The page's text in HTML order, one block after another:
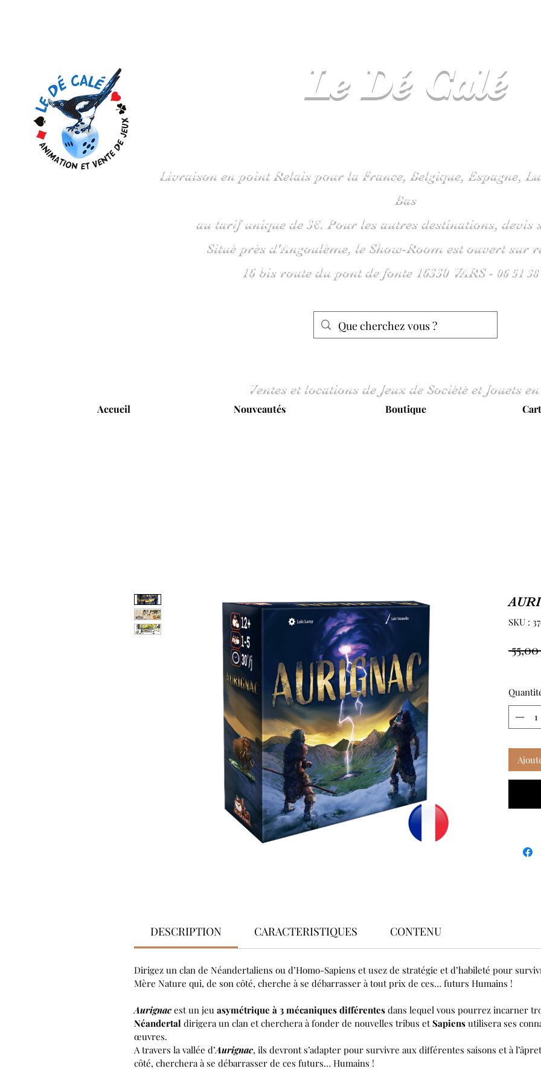
Le DéCalé
Livraison en point Relais pour la France, Belgique, Espagne,
Bas
au tarif unique de 3€. Pour les autres destinations, devis
Situé près d'Angoulême, le Show-Room est ouvert sur
16 bis route du pont de fonte 16330 VARS - 0651 38
Ventes et locations de Jeux de Société et Jouets
Accueil Nouveautés Boutique
SKU :
DESCRIPTION CARACTERISTIQUES CONTENU
Dirigez un clan de Néandertaliens ou d’Homo-Sapiens et usez de stratégie et d’habileté pour
Mère Nature qui, de son côté, cherche à se débarrasser à tout prix de ces… futurs Humains !
Aurignac est un jeu asymétrique à 3 mécaniques différentes dans lequel vous pourrez incarner
Néandertal dirigera un clan et cherchera à fonder de nouvelles tribus etSapiens utilisera ses
œuvres.
A travers la vallée d’Aurignac, ils devront s’adapter pour survivre aux différentes saisons et à
côté, cherchera à se débarrasser de ces futurs… Humains !